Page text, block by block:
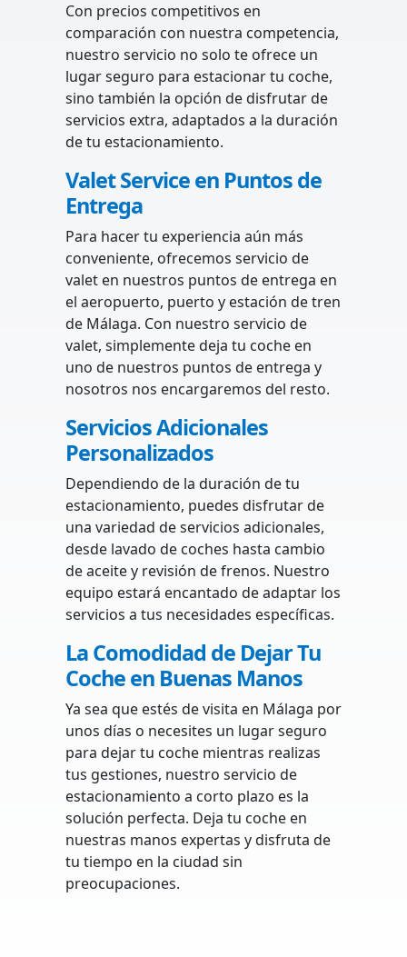
Con precios competitivos en
comparación con nuestra competencia,
nuestro servicio no solo te ofrece un
lugar seguro para estacionar tu coche,
sino también la opción de disfrutar de
servicios extra, adaptados a la duración
de tu estacionamiento.
Valet Service en Puntos de
Entrega
Para hacer tu experiencia aún más
conveniente, ofrecemos servicio de
valet en nuestros puntos de entrega en
el aeropuerto, puerto y estación de tren
de Málaga. Con nuestro servicio de
valet, simplemente deja tu coche en
uno de nuestros puntos de entrega y
nosotros nos encargaremos del resto.
Servicios Adicionales
Personalizados
Dependiendo de la duración de tu
estacionamiento, puedes disfrutar de
una variedad de servicios adicionales,
desde lavado de coches hasta cambio
de aceite y revisión de frenos. Nuestro
equipo estará encantado de adaptar los
servicios a tus necesidades específicas.
La Comodidad de Dejar Tu
Coche en Buenas Manos
Ya sea que estés de visita en Málaga por
unos días o necesites un lugar seguro
para dejar tu coche mientras realizas
tus gestiones, nuestro servicio de
estacionamiento a corto plazo es la
solución perfecta. Deja tu coche en
nuestras manos expertas y disfruta de
tu tiempo en la ciudad sin
preocupaciones.